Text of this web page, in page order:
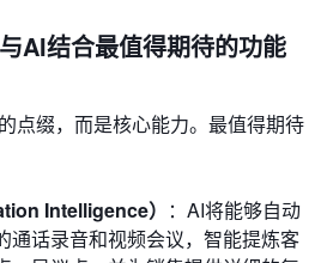
AI结合最值得期待的功能
点缀，而是核心能力。最值得期待
Intelligence） ：AI将能够自动
通话录音和视频会议，智能提炼客